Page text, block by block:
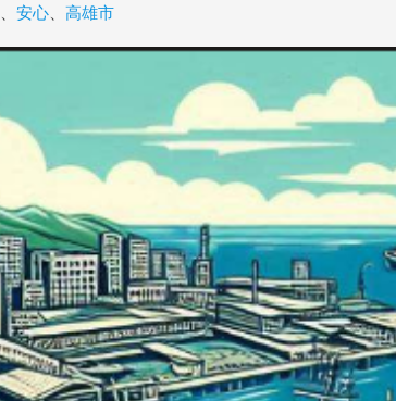
安心 高雄市